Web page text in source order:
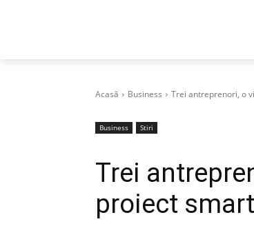
Acasă Business Trei antreprenori, o
Business Stiri
Trei
proiect